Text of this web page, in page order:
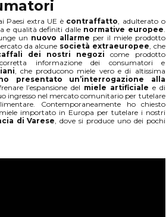
Paesi extra UE è contraffatto, adulterato o
e qualità definiti dalle normative europee.
un nuovo allarme per il miele prodotto
da alcune società extraeuropee, che
dei nostri negozi come prodotto
informazione dei consumatori e
, che producono miele vero e di altissima
ho presentato un’interrogazione alla
l’espansione del miele artificiale e di
ingresso nel mercato comunitario per tutelare
Contemporaneamente ho chiesto
importato in Europa per tutelare i nostri
di Varese, dove si produce uno dei pochi